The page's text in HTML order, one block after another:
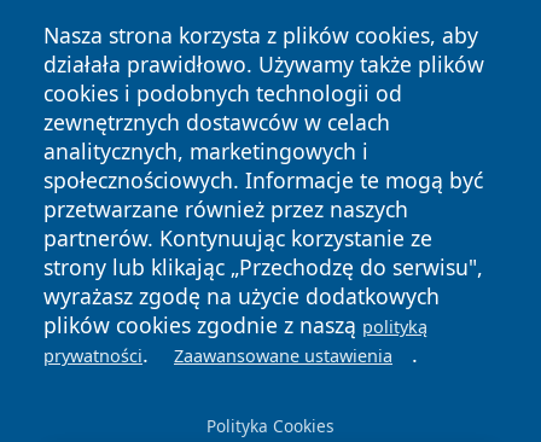
Nasza strona korzysta z plików cookies, aby
działała prawidłowo. Używamy także plików
cookies i podobnych technologii od
zewnętrznych dostawców w celach
analitycznych, marketingowych i
społecznościowych. Informacje te mogą być
przetwarzane również przez naszych
partnerów. Kontynuując korzystanie ze
strony lub klikając „Przechodzę do serwisu",
wyrażasz zgodę na użycie dodatkowych
plików cookies zgodnie z naszą polityką
prywatności. Zaawansowane ustawienia .
Polityka Cookies
Copyright © 2026 echowarszawy.pl Wszystkie prawa
zastrzeżone.
News Autorzy
Polityka
Prywatności
Polityka
Cookies